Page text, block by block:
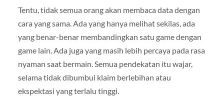
Tentu, tidak semua orang akan membaca data dengan
cara yang sama. Ada yang hanya melihat sekilas, ada
yang benar-benar membandingkan satu game dengan
game lain. Ada juga yang masih lebih percaya pada rasa
nyaman saat bermain. Semua pendekatan itu wajar,
selama tidak dibumbui klaim berlebihan atau
ekspektasi yang terlalu tinggi.